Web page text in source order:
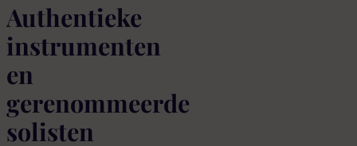
Authentieke
instrumenten
en
gerenommeerde
solisten